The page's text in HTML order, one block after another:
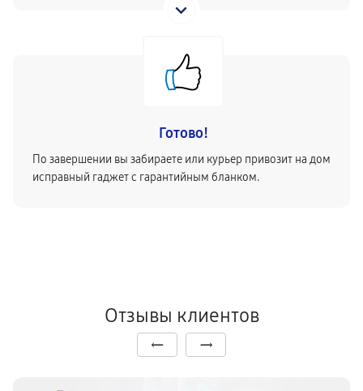
Готово!
По завершении вы забираете или курьер привозит на дом
исправный гаджет с гарантийным бланком.
Отзывы клиентов